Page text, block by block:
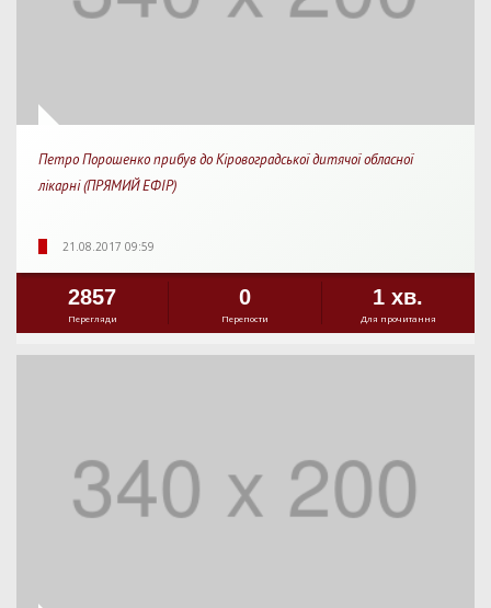
Петро Порошенко прибув до Кіровоградської дитячої обласної
лікарні (ПРЯМИЙ ЕФІР)
21.08.2017 09:59
2857
Перегляди
0
Перепости
1 хв.
Для прочитання